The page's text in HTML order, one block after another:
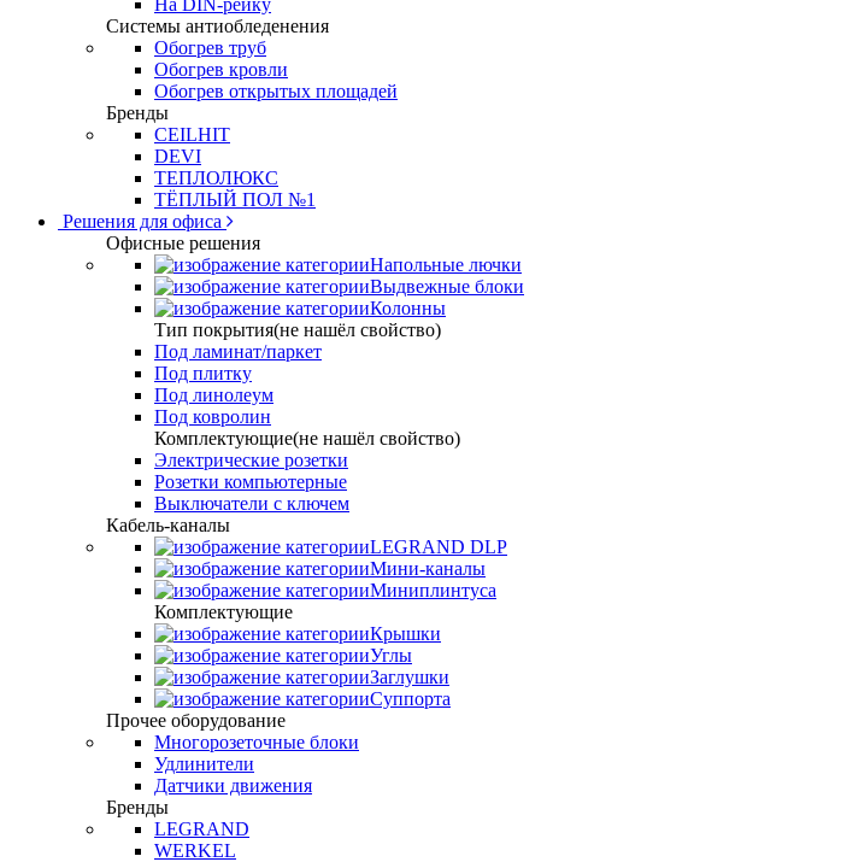
На DIN-рейку
Системы антиобледенения
Обогрев труб
Обогрев кровли
Обогрев открытых площадей
Бренды
CEILHIT
DEVI
ТЕПЛОЛЮКС
ТЁПЛЫЙ ПОЛ №1
Решения для офиса
Офисные решения
Напольные лючки
Выдвежные блоки
Колонны
Тип покрытия(не нашёл свойство)
Под ламинат/паркет
Под плитку
Под линолеум
Под ковролин
Комплектующие(не нашёл свойство)
Электрические розетки
Розетки компьютерные
Выключатели с ключем
Кабель-каналы
LEGRAND DLP
Мини-каналы
Миниплинтуса
Комплектующие
Крышки
Углы
Заглушки
Суппорта
Прочее оборудование
Многорозеточные блоки
Удлинители
Датчики движения
Бренды
LEGRAND
WERKEL